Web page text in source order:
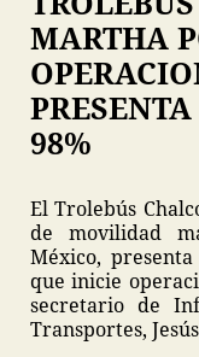
MARTHA
98%
El Trolebús
de movilidad
México,
que inicie
secretario de
Transportes,